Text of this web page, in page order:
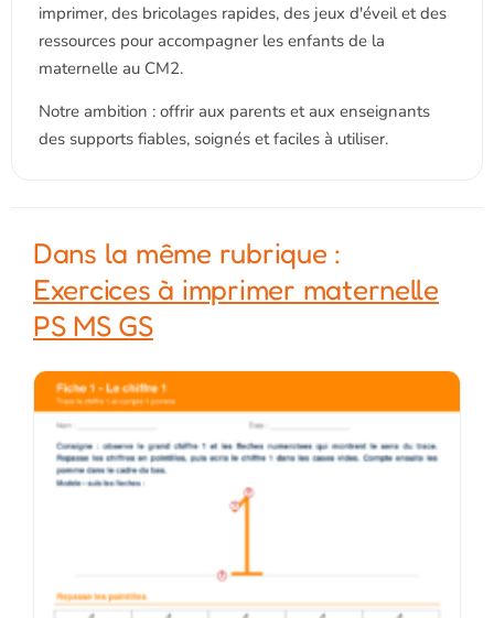
imprimer, des bricolages rapides, des jeux d'éveil et des
ressources pour accompagner les enfants de la
maternelle au CM2.
Notre ambition : offrir aux parents et aux enseignants
des supports fiables, soignés et faciles à utiliser.
Dans la même rubrique :
Exercices à imprimer maternelle
PS MS GS